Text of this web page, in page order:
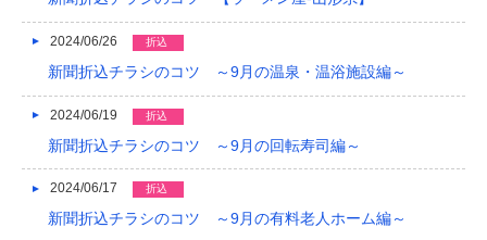
2024/06/26 折込
新聞折込チラシのコツ ～9月の温泉・温浴施設編～
2024/06/19 折込
新聞折込チラシのコツ ～9月の回転寿司編～
2024/06/17 折込
新聞折込チラシのコツ ～9月の有料老人ホーム編～